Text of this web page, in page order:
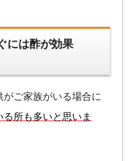
には酢が効果
ご家族がいる場合に
所も多いと思いま